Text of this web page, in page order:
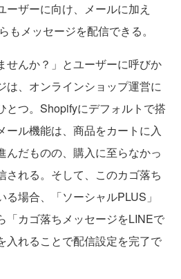
ーザーに向け、メールに加え
もメッセージを配信できる。
んか？」とユーザーに呼びか
は、オンラインショップ運営に
とつ。Shopifyにデフォルトで搭
ール機能は、商品をカートに入
んだものの、購入に至らなかっ
される。そして、このカゴ落ち
場合、「ソーシャルPLUS」
「カゴ落ちメッセージをLINEで
入れることで配信設定を完了で